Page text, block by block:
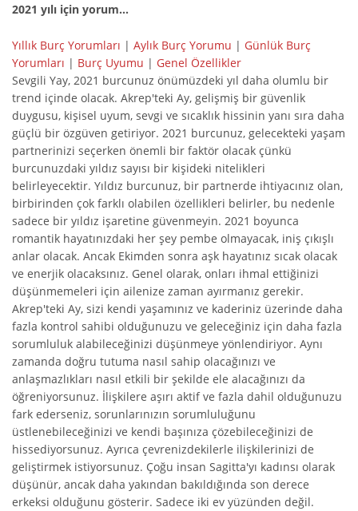
2021 yılı için yorum...
Yıllık Burç Yorumları | Aylık Burç Yorumu | Günlük Burç
Yorumları | Burç Uyumu | Genel Özellikler
Sevgili Yay, 2021 burcunuz önümüzdeki yıl daha olumlu bir
trend içinde olacak. Akrep'teki Ay, gelişmiş bir güvenlik
duygusu, kişisel uyum, sevgi ve sıcaklık hissinin yanı sıra daha
güçlü bir özgüven getiriyor. 2021 burcunuz, gelecekteki yaşam
partnerinizi seçerken önemli bir faktör olacak çünkü
burcunuzdaki yıldız sayısı bir kişideki nitelikleri
belirleyecektir. Yıldız burcunuz, bir partnerde ihtiyacınız olan,
birbirinden çok farklı olabilen özellikleri belirler, bu nedenle
sadece bir yıldız işaretine güvenmeyin. 2021 boyunca
romantik hayatınızdaki her şey pembe olmayacak, iniş çıkışlı
anlar olacak. Ancak Ekimden sonra aşk hayatınız sıcak olacak
ve enerjik olacaksınız. Genel olarak, onları ihmal ettiğinizi
düşünmemeleri için ailenize zaman ayırmanız gerekir.
Akrep'teki Ay, sizi kendi yaşamınız ve kaderiniz üzerinde daha
fazla kontrol sahibi olduğunuzu ve geleceğiniz için daha fazla
sorumluluk alabileceğinizi düşünmeye yönlendiriyor. Aynı
zamanda doğru tutuma nasıl sahip olacağınızı ve
anlaşmazlıkları nasıl etkili bir şekilde ele alacağınızı da
öğreniyorsunuz. İlişkilere aşırı aktif ve fazla dahil olduğunuzu
fark ederseniz, sorunlarınızın sorumluluğunu
üstlenebileceğinizi ve kendi başınıza çözebileceğinizi de
hissediyorsunuz. Ayrıca çevrenizdekilerle ilişkilerinizi de
geliştirmek istiyorsunuz. Çoğu insan Sagitta'yı kadınsı olarak
düşünür, ancak daha yakından bakıldığında son derece
erkeksi olduğunu gösterir. Sadece iki ev yüzünden değil.